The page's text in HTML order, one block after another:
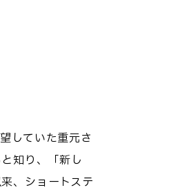
していた重元さ
知り、「新し
、ショートステ